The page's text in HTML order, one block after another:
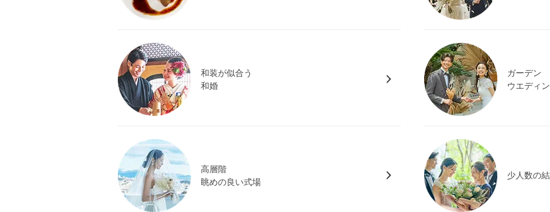
和装が似合う
和婚
ガーデン
ウエディ
高層階
眺めの良い式場
少人数の